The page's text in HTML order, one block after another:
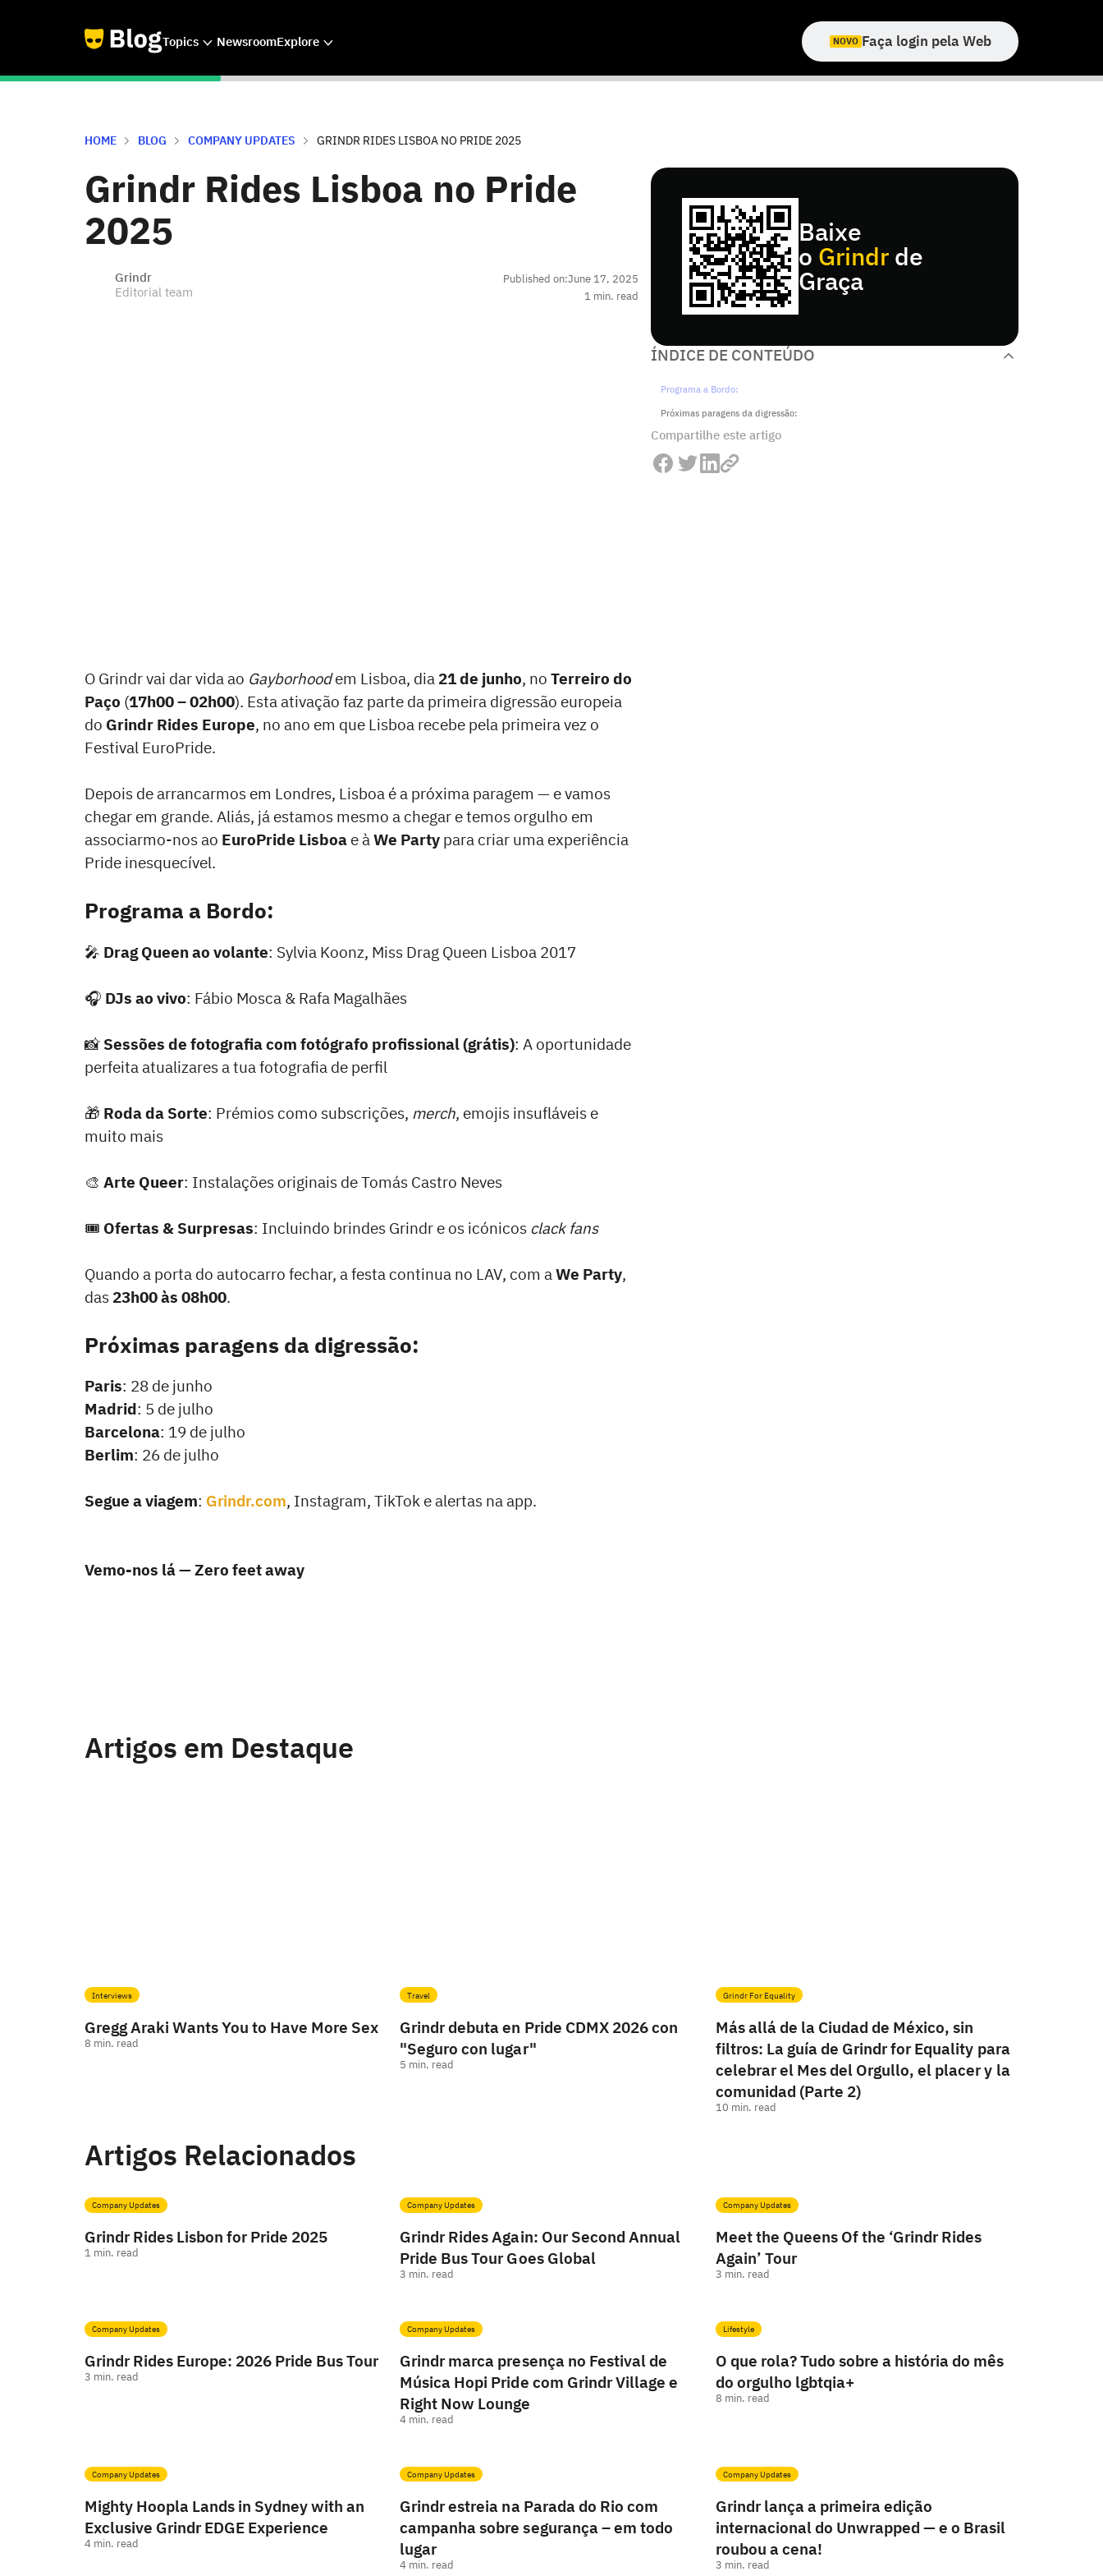
Topics NewsroomExplore NOVO Faça login pela Web
HOME BLOG COMPANY UPDATES GRINDR RIDES LISBOA NO PRIDE 2025
Grindr Rides Lisboa no Pride
2025
Grindr
Editorial team
Published on:June 17, 2025
1 min. read
O Grindr vai dar vida ao Gayborhoodem Lisboa, dia 21 de junho, no Terreiro do
Paço (17h00 – 02h00). Esta ativação faz parte da primeira digressão europeia
do Grindr Rides Europe, no ano em que Lisboa recebe pela primeira vez o
Festival EuroPride.
Depois de arrancarmos em Londres, Lisboa é a próxima paragem — e vamos
chegar em grande. Aliás, já estamos mesmo a chegar e temos orgulho em
associarmo-nos ao EuroPride Lisboae àWe Partypara criar uma experiência
Pride inesquecível.
Programa a Bordo:
🎤 Drag Queen ao volante: Sylvia Koonz, Miss Drag Queen Lisboa 2017
🎧 DJs ao vivo: Fábio Mosca & Rafa Magalhães
📸 Sessões de fotografia com fotógrafo profissional (grátis): A oportunidade
perfeita atualizares a tua fotografia de perfil
🎁 Roda da Sorte: Prémios como subscrições, merch, emojis insufláveis e
muito mais
🎨 Arte Queer: Instalações originais de Tomás Castro Neves
🎟️ Ofertas & Surpresas: Incluindo brindes Grindr e os icónicos clack fans
Quando a porta do autocarro fechar, a festa continua no LAV, com a We Party,
das 23h00 às 08h00.
Próximas paragens da digressão:
Paris: 28 de junho
Madrid: 5 de julho
Barcelona: 19 de julho
Berlim: 26 de julho
Segue a viagem: Grindr.com, Instagram, TikTok e alertas na app.
Vemo-nos lá — Zero feet away
Baixe
o Grindrde
Graça
ÍNDICE DE CONTEÚDO
Programa a Bordo:‍
Próximas paragens da digressão:
Compartilhe este artigo
Artigos em Destaque
Interviews
Gregg Araki Wants You to Have More Sex
8 min. read
Travel
Grindr debuta en Pride CDMX 2026 con
"Seguro con lugar"
5 min. read
Grindr For Equality
Más allá de la Ciudad de México, sin
filtros: La guía de Grindr for Equality para
celebrar el Mes del Orgullo, el placer y la
comunidad (Parte 2)
10 min. read
Artigos Relacionados
Company Updates
Grindr Rides Lisbon for Pride 2025
1 min. read
Company Updates
Grindr Rides Again: Our Second Annual
Pride Bus Tour Goes Global
3 min. read
Company Updates
Meet the Queens Of the ‘Grindr Rides
Again’ Tour
3 min. read
Company Updates
Grindr Rides Europe: 2026 Pride Bus Tour
3 min. read
Company Updates
Grindr marca presença no Festival de
Música Hopi Pride com Grindr Village e
Right Now Lounge
4 min. read
Lifestyle
O que rola? Tudo sobre a história do mês
do orgulho lgbtqia+
8 min. read
Company Updates
Mighty Hoopla Lands in Sydney with an
Exclusive Grindr EDGE Experience
4 min. read
Company Updates
Grindr estreia na Parada do Rio com
campanha sobre segurança – em todo
lugar
4 min. read
Company Updates
Grindr lança a primeira edição
internacional do Unwrapped — e o Brasil
roubou a cena!
3 min. read